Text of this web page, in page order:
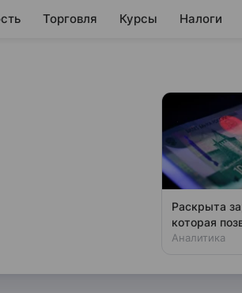
Торговля Курсы Налоги
квартиру в
благодаря тому,
действие
программ. Расскажем,
Раскрыта
которая
чувствовать
Аналитика